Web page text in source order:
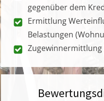
gegenüber dem
Ermittlung
Belastungen
Zugewinnermittlung